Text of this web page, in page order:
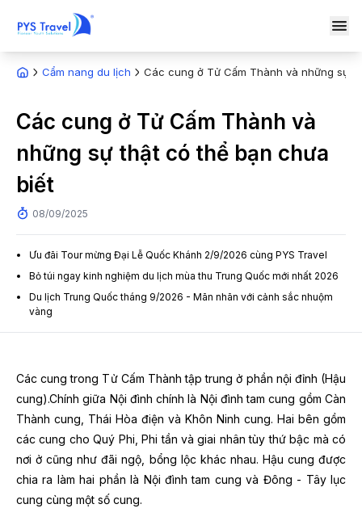
Cẩm nang du lịch Các cung ở Tử Cấm Thành và những sự
Các cung ở Tử Cấm Thành và
những sự thật có thể bạn chưa
biết
08/09/2025
Ưu đãi Tour mừng Đại Lễ Quốc Khánh 2/9/2026 cùng PYS Travel
Bỏ túi ngay kinh nghiệm du lịch mùa thu Trung Quốc mới nhất 2026
Du lịch Trung Quốc tháng 9/2026 - Mãn nhãn với cảnh sắc nhuộm
vàng
Các cung trong Tử Cấm Thành tập trung ở phần nội đỉnh (Hậu
cung).Chính giữa Nội đình chính là Nội đình tam cung gồm Càn
Thành cung, Thái Hòa điện và Khôn Ninh cung. Hai bên gồm
các cung cho Quý Phi, Phi tần và giai nhân tùy thứ bậc mà có
nơi ở cũng như đãi ngộ, bổng lộc khác nhau. Hậu cung được
chia ra làm hai phần là Nội đình tam cung và Đông - Tây lục
cung cùng một số cung.